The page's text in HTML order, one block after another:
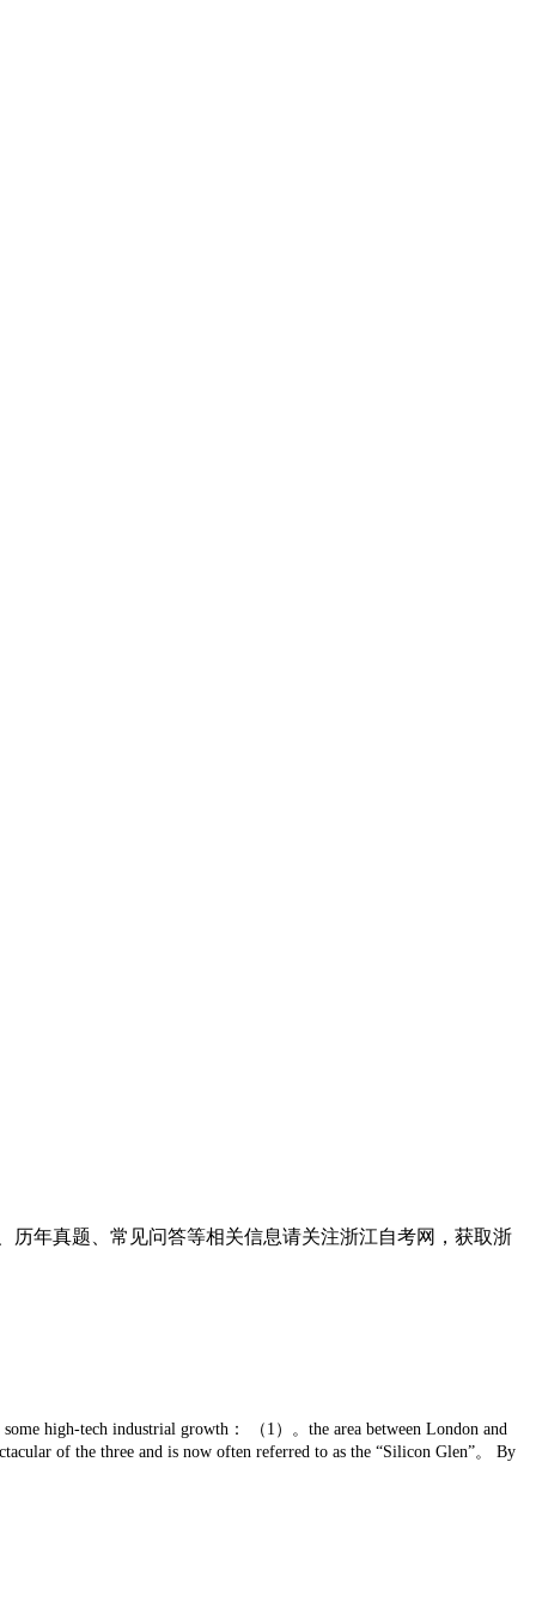
年真题、常见问答等相关信息请关注浙江自考网，获取浙
high-tech industrial growth： （1）。the area between London and
of the three and is now often referred to as the “Silicon Glen”。 By